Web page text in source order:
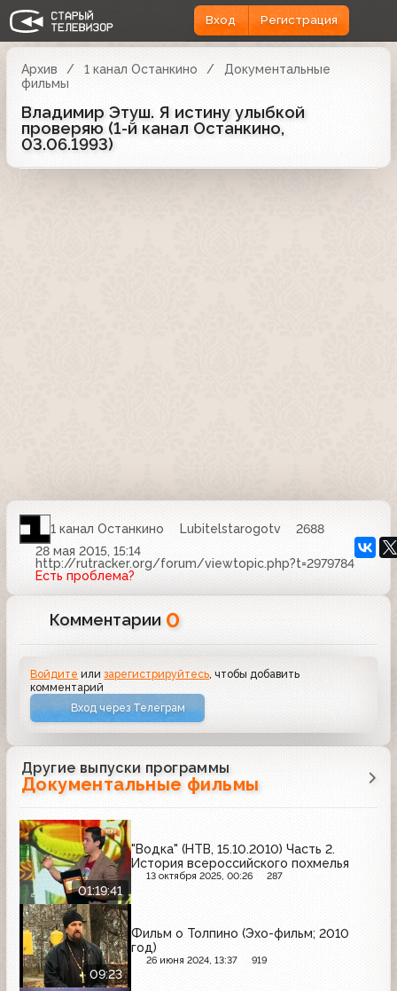
Вход Регистрация
Архив 1 канал Останкино
Документальные
фильмы
Владимир Этуш. Я истину улыбкой
проверяю (1-й канал Останкино,
03.06.1993)
1 канал Останкино Lubitelstarogotv
2688
28 мая 2015, 15:14
http://rutracker.org/forum/viewtopic.php?t=2979784
Есть проблема?
Комментарии 0
Войдите илизарегистрируйтесь , чтобы добавить
комментарий
Вход через Телеграм
Другие выпуски программы
Документальные фильмы
01:19:41
"Водка" (НТВ, 15.10.2010) Часть 2.
История всероссийского похмелья
13 октября 2025, 00:26 287
09:23
Фильм о Толпино (Эхо-фильм; 2010
год)
26 июня 2024, 13:37 919